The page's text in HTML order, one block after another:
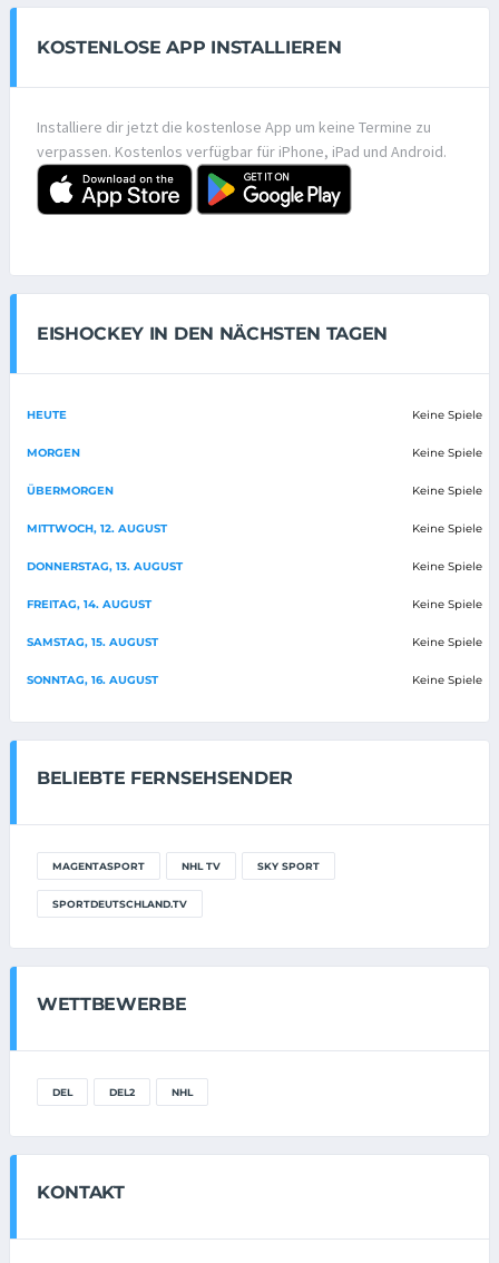
KOSTENLOSE APP INSTALLIEREN
Installiere dir jetzt die kostenlose App um keine Termine zu
verpassen. Kostenlos verfügbar für iPhone, iPad und Android.
EISHOCKEY IN DEN NÄCHSTEN TAGEN
HEUTE Keine Spiele
MORGEN Keine Spiele
ÜBERMORGEN Keine Spiele
MITTWOCH, 12. AUGUST Keine Spiele
DONNERSTAG, 13. AUGUST Keine Spiele
FREITAG, 14. AUGUST Keine Spiele
SAMSTAG, 15. AUGUST Keine Spiele
SONNTAG, 16. AUGUST Keine Spiele
BELIEBTE FERNSEHSENDER
MAGENTASPORT NHL TV SKY SPORT
SPORTDEUTSCHLAND.TV
WETTBEWERBE
DEL DEL2 NHL
KONTAKT